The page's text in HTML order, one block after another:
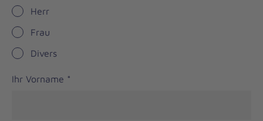
Herr
Frau
Divers
Ihr Vorname *